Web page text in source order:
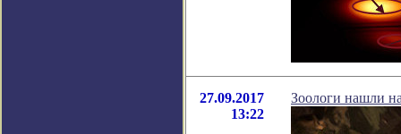
27.09.2017
13:22
Зоологи нашли